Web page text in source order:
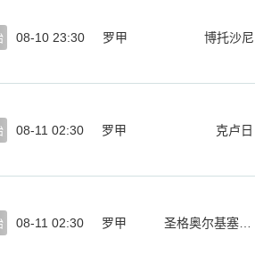
08-10 23:30 罗甲 博托沙尼
08-11 02:30 罗甲 克卢日
08-11 02:30 罗甲